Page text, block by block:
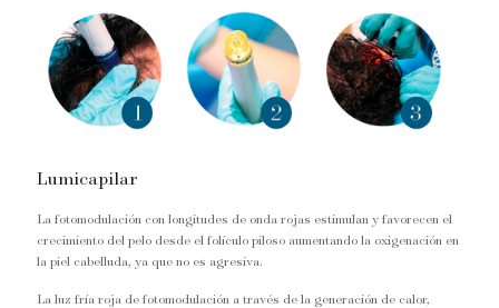
Lumicapilar
La fotomodulación con longitudes de onda rojas estimulan y favorecen el
crecimiento del pelo desde el folículo piloso aumentando la oxigenación en
la piel cabelluda, ya que no es agresiva.
La luz fría roja de fotomodulación a través de la generación de calor,